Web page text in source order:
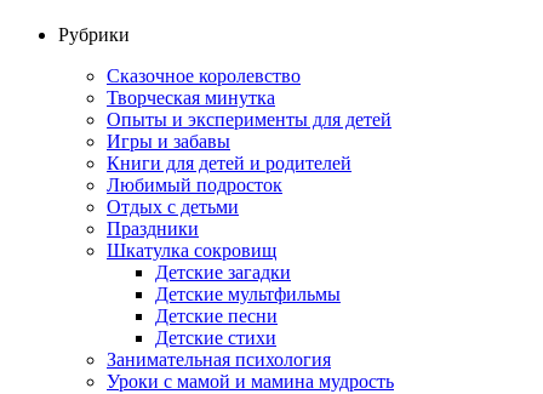
Рубрики
Сказочное королевство
Творческая минутка
Опыты и эксперименты для детей
Игры и забавы
Книги для детей и родителей
Любимый подросток
Отдых с детьми
Праздники
Шкатулка сокровищ
Детские загадки
Детские мультфильмы
Детские песни
Детские стихи
Занимательная психология
Уроки с мамой и мамина мудрость